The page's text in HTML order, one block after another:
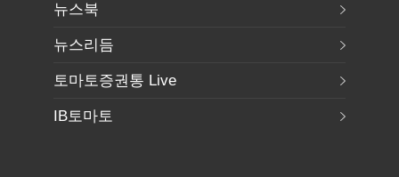
뉴스북
뉴스리듬
토마토증권통 Live
IB토마토